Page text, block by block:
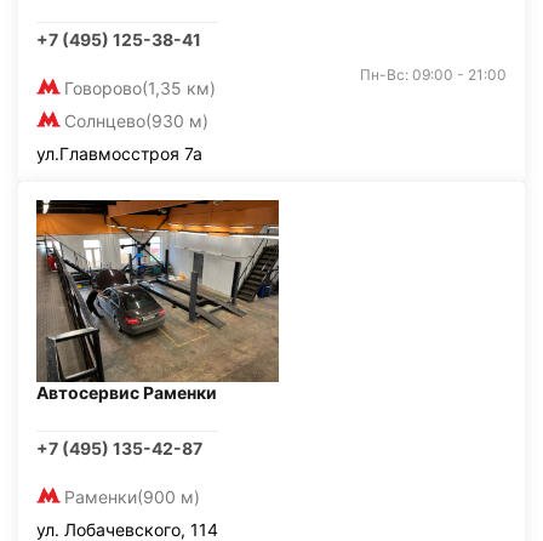
+7 (495) 125-38-41
Говорово(1,35 км)
Солнцево(930 м)
Пн-Вс: 09:00 - 21:00
ул.Главмосстроя 7а
Автосервис Раменки
+7 (495) 135-42-87
Раменки(900 м)
ул. Лобачевского, 114